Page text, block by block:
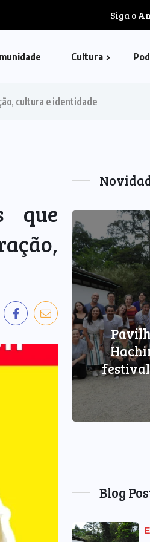
Siga o
Cultura
cultura e identidade
que
Blog